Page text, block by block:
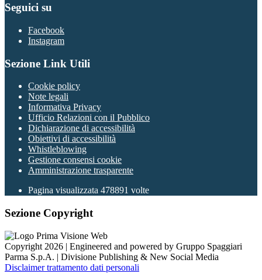
Seguici su
Facebook
Instagram
Sezione Link Utili
Cookie policy
Note legali
Informativa Privacy
Ufficio Relazioni con il Pubblico
Dichiarazione di accessibilità
Obiettivi di accessibilità
Whistleblowing
Gestione consensi cookie
Amministrazione trasparente
Pagina visualizzata 478891 volte
Sezione Copyright
Copyright 2026 | Engineered and powered by Gruppo Spaggiari
Parma S.p.A. | Divisione Publishing & New Social Media
Disclaimer trattamento dati personali